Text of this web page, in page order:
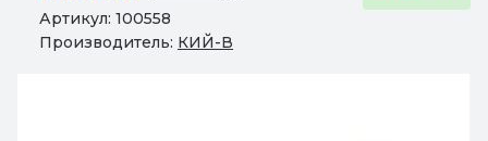
Артикул: 100558
Производитель: КИЙ-В